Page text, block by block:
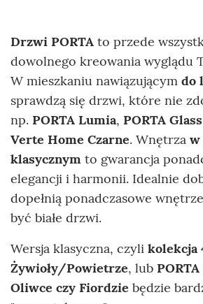
Drzwi PORTA to przede
dowolnego kreowania wyglądu
W mieszkaniu nawiązującym do
sprawdzą się drzwi, które nie
np. PORTA Lumia, PORTA Glass
Verte Home Czarne. Wnętrza w
klasycznym to gwarancja
elegancji i harmonii. Idealnie
dopełnią ponadczasowe
być białe drzwi.
Wersja klasyczna, czyli kolekcja
Żywioły/Powietrze, lub
Oliwce czy Fiordzie będzie